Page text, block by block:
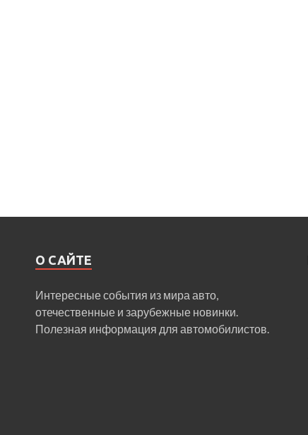
О САЙТЕ
Интересные события из мира авто,
отечественные и зарубежные новинки.
Полезная информация для автомобилистов.